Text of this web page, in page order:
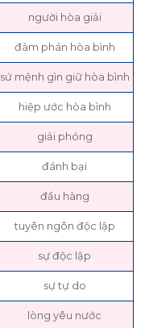
người hòa giải
đàm phán hòa bình
sứ mệnh gìn giữ hòa bình
hiệp ước hòa bình
giải phóng
đánh bại
đầu hàng
tuyên ngôn độc lập
sự độc lập
sự tự do
lòng yêu nước